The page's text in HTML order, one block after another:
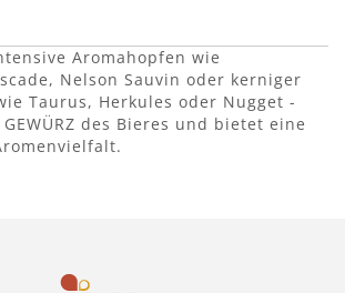
Aromahopfen wie
Nelson Sauvin oder kerniger
Taurus, Herkules oder Nugget -
des Bieres und bietet eine